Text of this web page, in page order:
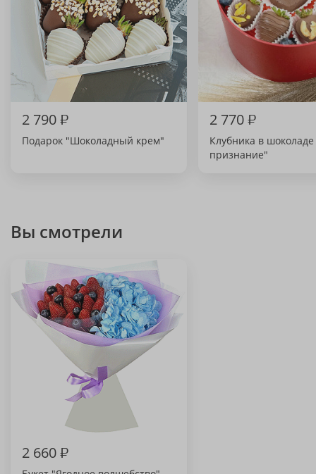
2 790₽
Подарок "Шоколадный крем"
2 770₽
Клубника в
признание"
Вы смотрели
2 660₽